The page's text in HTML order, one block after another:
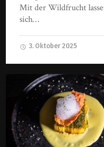
Mit der Wildfrucht
sich…
3. Oktober 2025